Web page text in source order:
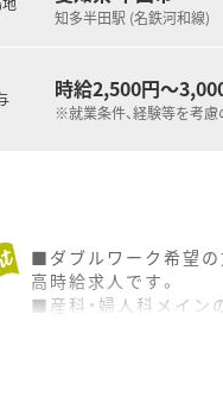
知多半田駅 (名鉄河和線)
時給2,500円～
※就業条件、経験等を考慮
■ダブルワーク希望の
高時給求人です。
■産科・婦人科メイン